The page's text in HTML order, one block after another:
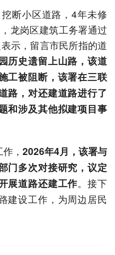
断小区道路，4年未修
龙岗区建筑工务署通过
示，留言市民所指的道
历史遗留上山路，该道
工被阻断，该署在三联
路，对还建道路进行了
和涉及其他拟建项目事
， 2026年4月，该署与
门多次对接研究，议定
展道路还建工作。接下
建设工作，为周边居民